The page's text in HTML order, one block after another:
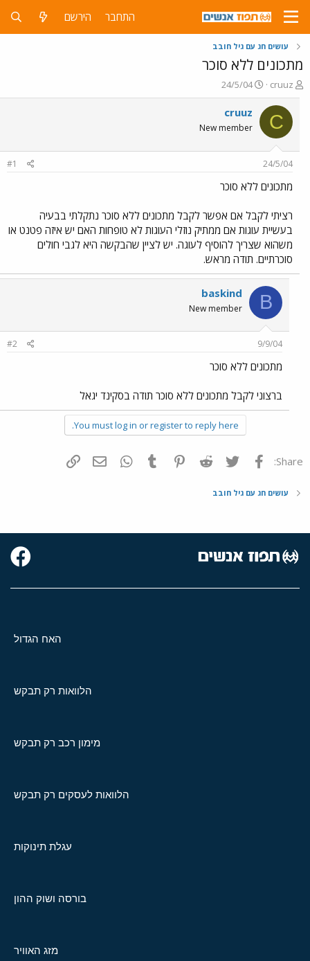
התחבר הירשם
עושים חג עם גיל חובב
מתכונים ללא סוכר
פ
ו
ת
ח
ה
ש
א
cruuz
פ
ו
ר
ם
ר
24/5/04
C
cruuz
New member
24/5/04
#1
מתכונים ללא סוכר
רציתי לקבל אם אפשר לקבל מתכונים ללא סוכר נתקלתי בבעיה
בעשיית עוגות אם ממתיק נוזלי העוגות לא טופחות האם יש איזה פטנט או
משהוא שצריך להוסיף לעוגה. יש לציין שהבקשה היא לגבי חולים
סוכרתיים. תודה מראש.
B
baskind
New member
9/9/04
#2
מתכונים ללא סוכר
ברצוני לקבל מתכונים ללא סוכר תודה בסקינד יגאל
You must log in or register to reply here.
Share: פייסבוק Twitter
Reddit
Pinterest
Tumblr
WhatsAppדואר אלקטרוני
עושים חג עם גיל חובב
האח הגדול
הלוואות רק תבקש
מימון רכב רק תבקש
הלוואות לעסקים רק תבקש
עגלת תינוקות
בורסה ושוק ההון
מזג האוויר